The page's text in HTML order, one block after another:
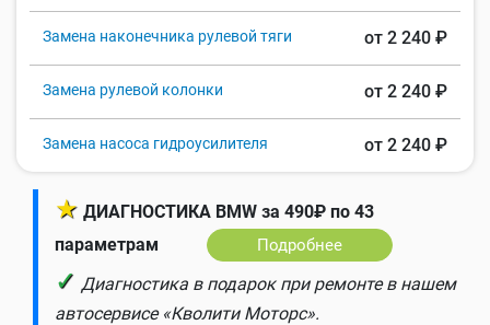
Замена наконечника рулевой тяги от 2 240 ₽
Замена рулевой колонки от 2 240 ₽
Замена насоса гидроусилителя от 2 240 ₽
★ ДИАГНОСТИКА BMW за 490₽ по 43
параметрам
Подробнее
✓ Диагностика в подарок при ремонте в нашем
автосервисе «Кволити Моторс».